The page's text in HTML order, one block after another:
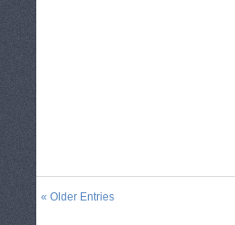
« Older Entries